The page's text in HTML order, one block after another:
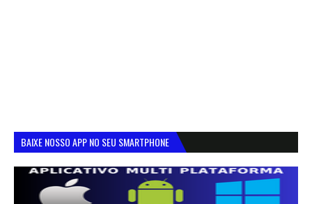
BAIXE NOSSO APP NO SEU SMARTPHONE